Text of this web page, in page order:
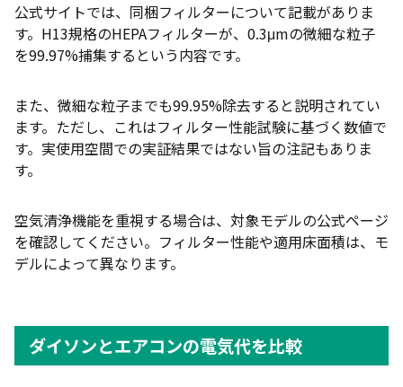
公式サイトでは、同梱フィルターについて記載がありま
す。H13規格のHEPAフィルターが、0.3μmの微細な粒子
を99.97%捕集するという内容です。
また、微細な粒子までも99.95%除去すると説明されてい
ます。ただし、これはフィルター性能試験に基づく数値で
す。実使用空間での実証結果ではない旨の注記もありま
す。
空気清浄機能を重視する場合は、対象モデルの公式ページ
を確認してください。フィルター性能や適用床面積は、モ
デルによって異なります。
ダイソンとエアコンの電気代を比較